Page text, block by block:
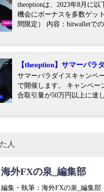
theoptionは、2023年8月に
機会にボーナスを多数ゲットしましょう！ ☆継続★bitwalletでGOGOキ
間限定） 内容：bitwalletで
【theoption】サマーパラ
サマーパラダイスキャンペ
で開催します。 キャンペーン期間： 7月17日（月）～ 7月31日（月） ＼取引達成でキャッシュバック！／ 総
合取引量が50万円以上に達
人
海外FXの泉_編集部
編集・執筆：海外FXの泉_編集部